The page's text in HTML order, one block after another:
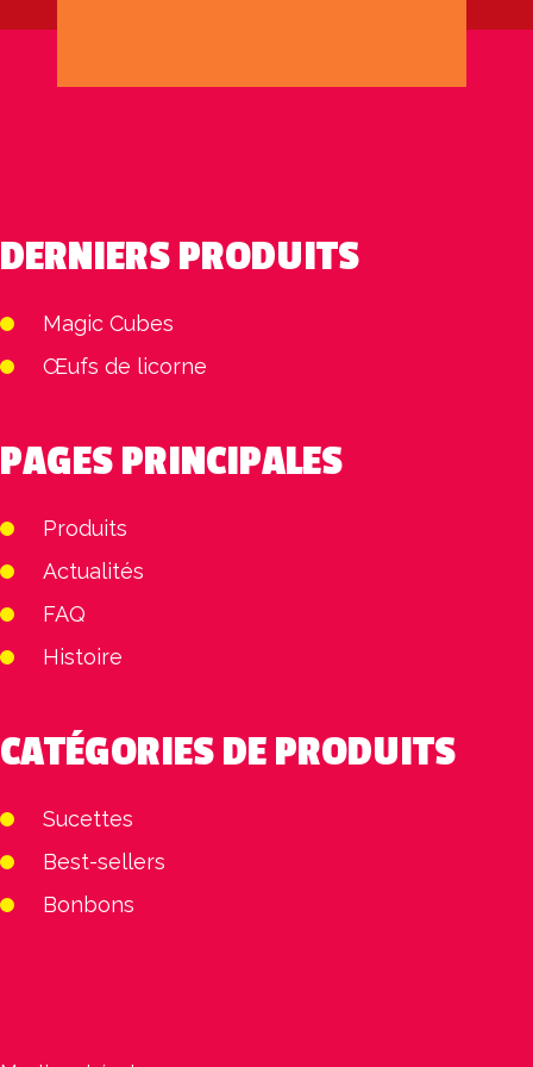
DERNIERS PRODUITS
Magic Cubes
Œufs de licorne
PAGES PRINCIPALES
Produits
Actualités
FAQ
Histoire
CATÉGORIES DE PRODUITS
Sucettes
Best-sellers
Bonbons